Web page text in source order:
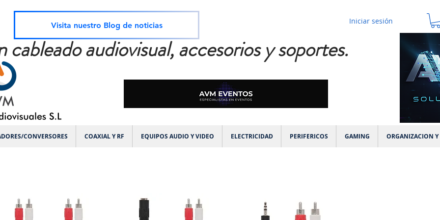
Visita nuestro Blog de noticias Iniciar sesión
cableado audiovisual, accesorios y soportes.
CONVERSORES COAXIAL Y RF EQUIPOS AUDIO Y VIDEO ELECTRICIDAD PERIFERICOS GAMING ORGANIZACION Y